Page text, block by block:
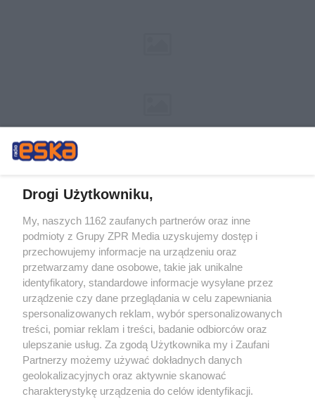
Żaden utwór zamieszczony w serwisie nie może być powielany i
rozpowszechniany lub dalej rozpowszechniany w jakikolwiek sposób (w
tym także elektroniczny lub mechaniczny) na jakimkolwiek polu
eksploatacji w jakiejkolwiek formie, włącznie z umieszczaniem w Internecie
bez pisemnej zgody właściciela praw. Jakiekolwiek użycie lub
wykorzystanie utworów w całości lub w części z naruszeniem prawa, tzn.
bez właściwej zgody, jest zabronione pod groźbą kary i może być ścigane
prawnie.
Drogi Użytkowniku,
My, naszych 1162 zaufanych partnerów oraz inne
podmioty z Grupy ZPR Media uzyskujemy dostęp i
przechowujemy informacje na urządzeniu oraz
przetwarzamy dane osobowe, takie jak unikalne
identyfikatory, standardowe informacje wysyłane przez
urządzenie czy dane przeglądania w celu zapewniania
spersonalizowanych reklam, wybór spersonalizowanych
treści, pomiar reklam i treści, badanie odbiorców oraz
ulepszanie usług. Za zgodą Użytkownika my i Zaufani
Partnerzy możemy używać dokładnych danych
geolokalizacyjnych oraz aktywnie skanować
charakterystykę urządzenia do celów identyfikacji.